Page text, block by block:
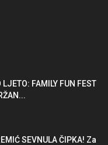
LJETO: FAMILY FUN FEST
SEVNULA ČIPKA! Za